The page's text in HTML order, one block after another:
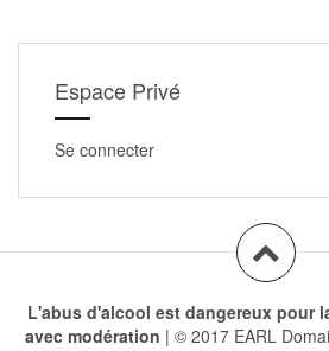
Espace Privé
Se connecter
L'abus d'alcool est dangereux pour
avec modération | © 2017 EARL